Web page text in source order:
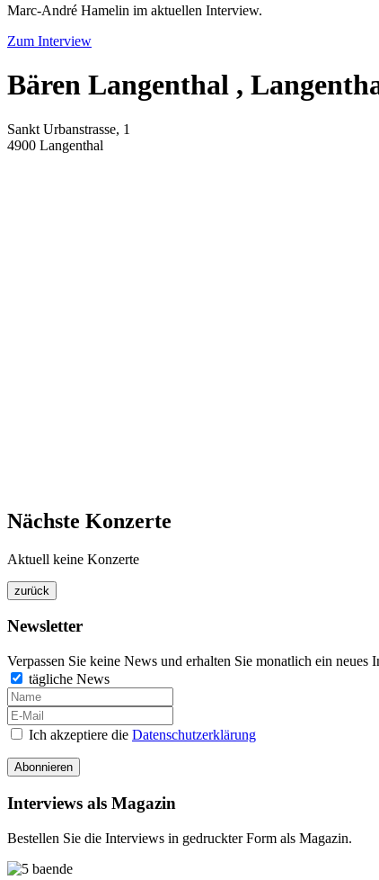
Marc-André Hamelin im aktuellen Interview.
Zum Interview
Bären Langenthal ,
Sankt Urbanstrasse, 1
4900 Langenthal
Nächste Konzerte
Aktuell keine Konzerte
Newsletter
Verpassen Sie keine News und erhalten Sie monatlich ein neues
tägliche News
Ich akzeptiere die Datenschutzerklärung
Abonnieren
Interviews als Magazin
Bestellen Sie die Interviews in gedruckter Form als Magazin.